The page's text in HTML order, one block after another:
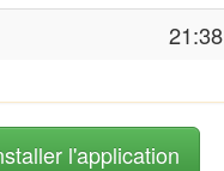
21:38
l'application